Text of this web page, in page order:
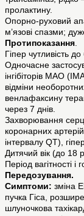
пролактину.
Опорно-руховий
м’язові спазми;
Протипоказання.
Гіпер чутливість
Одночасне
інгібіторів МАО
відміни
венлафаксину
через 7 днів.
Захворювання
коронарних
інтервалу QT),
Дитячий вік (до 18
Період вагітності
Передозування.
Симптоми: зміна
пучка Гіса,
шлуночкова